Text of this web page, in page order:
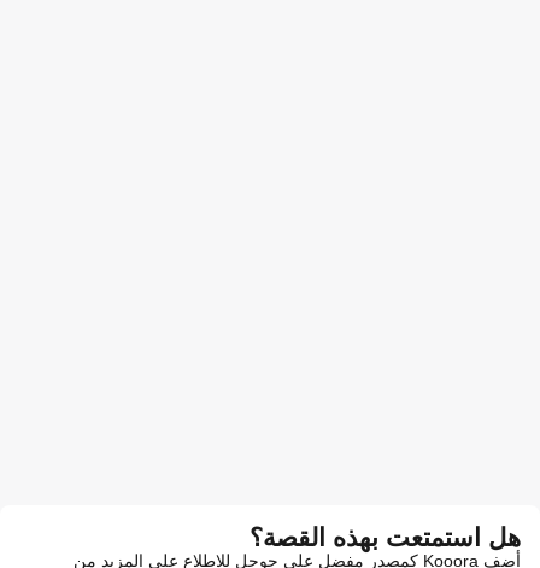
هل استمتعت بهذه القصة؟
أضف Kooora كمصدر مفضل على جوجل للاطلاع على المزيد من